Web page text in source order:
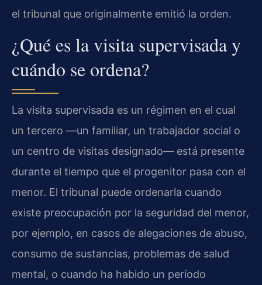
el tribunal que originalmente emitió la orden.
¿Qué es la visita supervisada y
cuándo se ordena?
La visita supervisada es un régimen en el cual
un tercero —un familiar, un trabajador social o
un centro de visitas designado— está presente
durante el tiempo que el progenitor pasa con el
menor. El tribunal puede ordenarla cuando
existe preocupación por la seguridad del menor,
por ejemplo, en casos de alegaciones de abuso,
consumo de sustancias, problemas de salud
mental, o cuando ha habido un período